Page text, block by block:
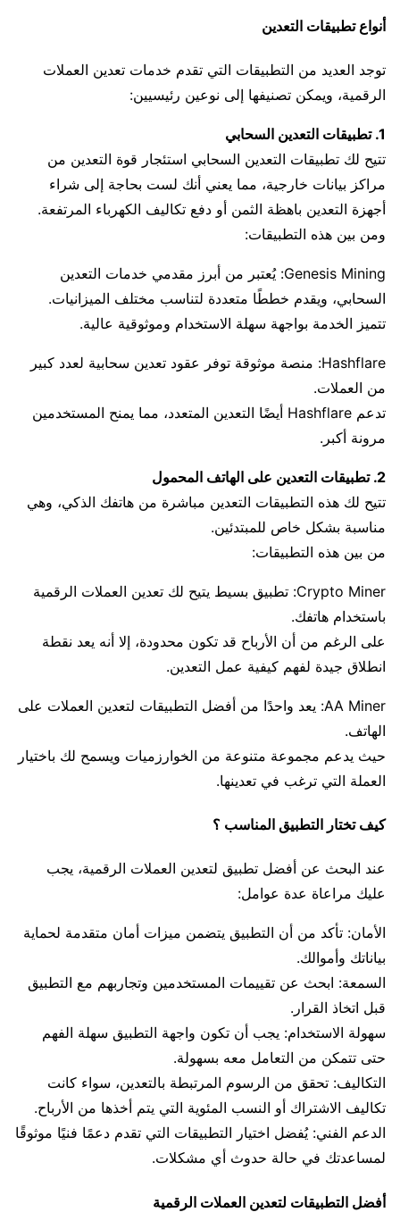
أنواع تطبيقات التعدين
توجد العديد من التطبيقات التي تقدم خدمات تعدين العملات
الرقمية، ويمكن تصنيفها إلى نوعين رئيسيين:
1. تطبيقات التعدين السحابي
تتيح لك تطبيقات التعدين السحابي استئجار قوة التعدين من
مراكز بيانات خارجية، مما يعني أنك لست بحاجة إلى شراء
أجهزة التعدين باهظة الثمن أو دفع تكاليف الكهرباء المرتفعة.
ومن بين هذه التطبيقات:
Genesis Mining: يُعتبر من أبرز مقدمي خدمات التعدين
السحابي، ويقدم خططًا متعددة لتناسب مختلف الميزانيات.
تتميز الخدمة بواجهة سهلة الاستخدام وموثوقية عالية.
Hashflare: منصة موثوقة توفر عقود تعدين سحابية لعدد كبير
من العملات.
تدعم Hashflare أيضًا التعدين المتعدد، مما يمنح المستخدمين
مرونة أكبر.
2. تطبيقات التعدين على الهاتف المحمول
تتيح لك هذه التطبيقات التعدين مباشرة من هاتفك الذكي، وهي
مناسبة بشكل خاص للمبتدئين.
من بين هذه التطبيقات:
Crypto Miner: تطبيق بسيط يتيح لك تعدين العملات الرقمية
باستخدام هاتفك.
على الرغم من أن الأرباح قد تكون محدودة، إلا أنه يعد نقطة
انطلاق جيدة لفهم كيفية عمل التعدين.
AA Miner: يعد واحدًا من أفضل التطبيقات لتعدين العملات على
الهاتف.
حيث يدعم مجموعة متنوعة من الخوارزميات ويسمح لك باختيار
العملة التي ترغب في تعدينها.
كيف تختار التطبيق المناسب ؟
عند البحث عن أفضل تطبيق لتعدين العملات الرقمية، يجب
عليك مراعاة عدة عوامل:
الأمان: تأكد من أن التطبيق يتضمن ميزات أمان متقدمة لحماية
بياناتك وأموالك.
السمعة: ابحث عن تقييمات المستخدمين وتجاربهم مع التطبيق
قبل اتخاذ القرار.
سهولة الاستخدام: يجب أن تكون واجهة التطبيق سهلة الفهم
حتى تتمكن من التعامل معه بسهولة.
التكاليف: تحقق من الرسوم المرتبطة بالتعدين، سواء كانت
تكاليف الاشتراك أو النسب المئوية التي يتم أخذها من الأرباح.
الدعم الفني: يُفضل اختيار التطبيقات التي تقدم دعمًا فنيًا موثوقًا
لمساعدتك في حالة حدوث أي مشكلات.
أفضل التطبيقات لتعدين العملات الرقمية